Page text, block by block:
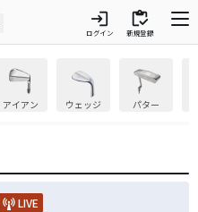
login
ログイン
inventory
新規登録
アイアン ウェッジ パター
LIVE